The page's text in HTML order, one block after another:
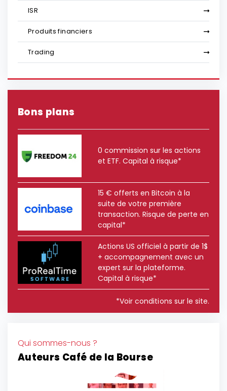
ISR
Produits financiers
Trading
Bons plans
0 commission sur les actions
et ETF. Capital à risque*
15 € offerts en Bitcoin à la
suite de votre première
transaction. Risque de perte en
capital*
Actions US officiel à partir de 1$
+ accompagnement avec un
expert sur la plateforme.
Capital à risque*
*Voir conditions sur le site.
Qui sommes-nous ?
Auteurs Café de la Bourse